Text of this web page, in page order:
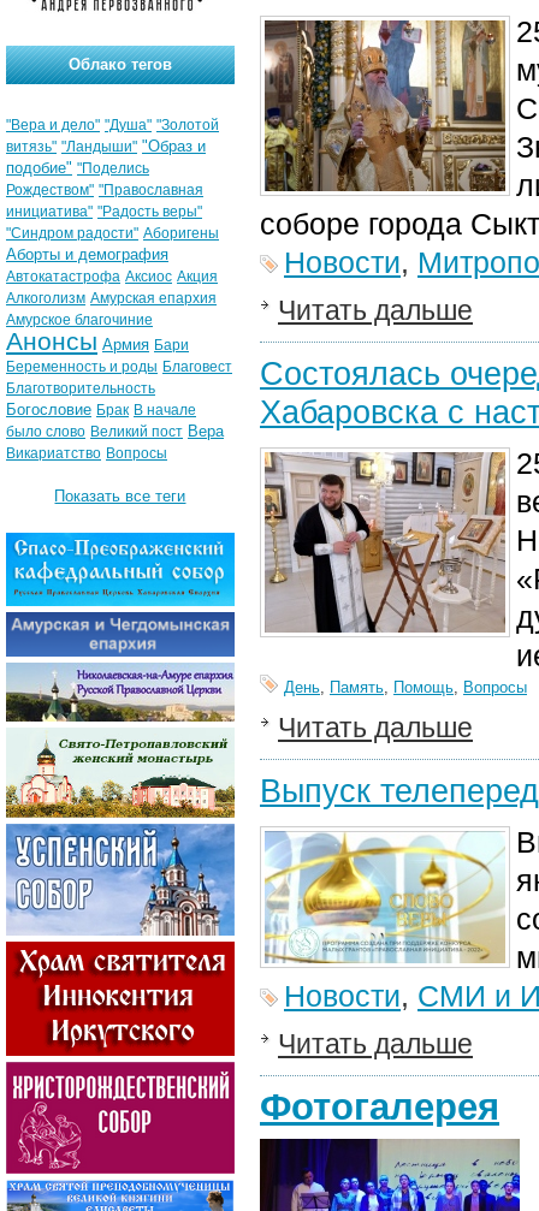
соборе города
Новости,
Читать дальше
Состоялась
Хабаровска с
День, Память, Помощь, Вопросы
Читать дальше
Выпуск
Новости, СМИ и
Читать дальше
Фотогалерея
Облако тегов
"Вера и дело" "Душа" "Золотой
витязь" "Ландыши" "Образ и
подобие" "Поделись
Рождеством" "Православная
инициатива" "Радость веры"
"Синдром радости" Аборигены
Аборты и демография
Автокатастрофа Аксиос Акция
Алкоголизм Амурская епархия
Амурское благочиние
Анонсы Армия Бари
Беременность и роды Благовест
Благотворительность
Богословие Брак В начале
было слово Великий пост Вера
Викариатство Вопросы
Показать все теги